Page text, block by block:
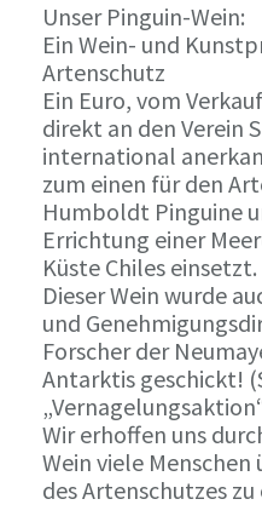
Unser Pinguin-Wein:
Ein Wein- und
Artenschutz
Ein Euro, vom
direkt an den Verein
international
zum einen für den
Humboldt Pinguine
Errichtung einer
Küste Chiles einsetzt.
Dieser Wein wurde
und
Forscher der
Antarktis geschickt!
Wir erhoffen uns
Wein viele
des Artenschutzes